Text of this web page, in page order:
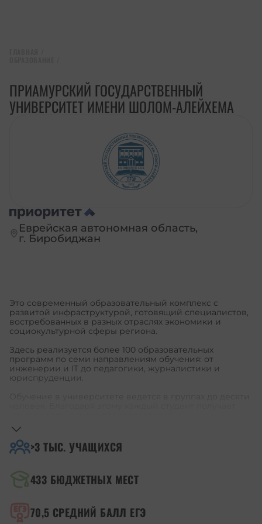
ПРИАМУРСКИЙ ГОСУДАРСТВЕННЫЙ
УНИВЕРСИТЕТ ИМЕНИ ШОЛОМ-АЛЕЙХЕМА
Еврейская автономная область,
г. Биробиджан
Это современный образовательный комплекс с
развитой инфраструктурой, готовящий специалистов,
востребованных в разных отраслях экономики и
социокультурной сферы региона.
Здесь реализуется более 100 образовательных
программ по семи направлениям обучения: от
инженерии и IT до педагогики, журналистики и
юриспруденции.
индивидуальное сопровождение.
ПГУ им. Шолом-Алейхема входит в топ-5
университетов ДФО в рейтинге «Мониторинг
университет выиграл и реализовал свыше 20
молодёжных конкурсов.
Дальний Восток». Стратегический проект вуза —
исследование льда и прогнозирование чрезвычайных
>3 ТЫС. УЧАЩИХСЯ
70,5 СРЕДНИЙ БАЛЛ ЕГЭ
433 БЮДЖЕТНЫХ МЕСТ